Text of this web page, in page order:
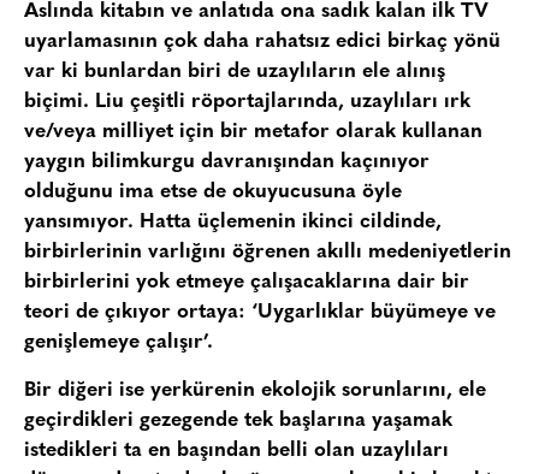
Aslında kitabın ve anlatıda ona sadık kalan ilk TV
uyarlamasının çok daha rahatsız edici birkaç yönü
var ki bunlardan biri de uzaylıların ele alınış
biçimi. Liu çeşitli röportajlarında, uzaylıları ırk
ve/veya milliyet için bir metafor olarak kullanan
yaygın bilimkurgu davranışından kaçınıyor
olduğunu ima etse de okuyucusuna öyle
yansımıyor. Hatta üçlemenin ikinci cildinde,
birbirlerinin varlığını öğrenen akıllı medeniyetlerin
birbirlerini yok etmeye çalışacaklarına dair bir
teori de çıkıyor ortaya: ‘Uygarlıklar büyümeye ve
genişlemeye çalışır’.
Bir diğeri ise yerkürenin ekolojik sorunlarını, ele
geçirdikleri gezegende tek başlarına yaşamak
istedikleri ta en başından belli olan uzaylıları